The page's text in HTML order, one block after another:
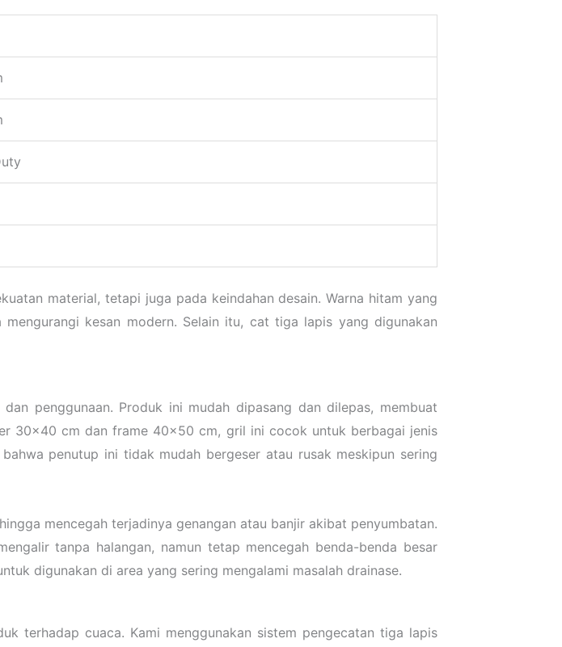
material, tetapi juga pada keindahan desain. Warna hitam yang
kesan modern. Selain itu, cat tiga lapis yang digunakan
penggunaan. Produk ini mudah dipasang dan dilepas, membuat
30×40 cm dan frame 40×50 cm, gril ini cocok untuk berbagai jenis
penutup ini tidak mudah bergeser atau rusak meskipun sering
mencegah terjadinya genangan atau banjir akibat penyumbatan.
tanpa halangan, namun tetap mencegah benda-benda besar
digunakan di area yang sering mengalami masalah drainase.
terhadap cuaca. Kami menggunakan sistem pengecatan tiga lapis